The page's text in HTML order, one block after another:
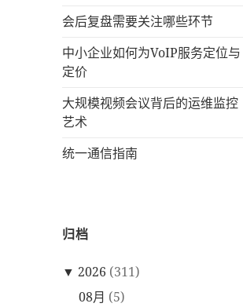
会后复盘需要关注哪些环节
中小企业如何为VoIP服务定位与
定价
大规模视频会议背后的运维监控
艺术
统一通信指南
归档
▼ 2026 (311)
08月 (5)